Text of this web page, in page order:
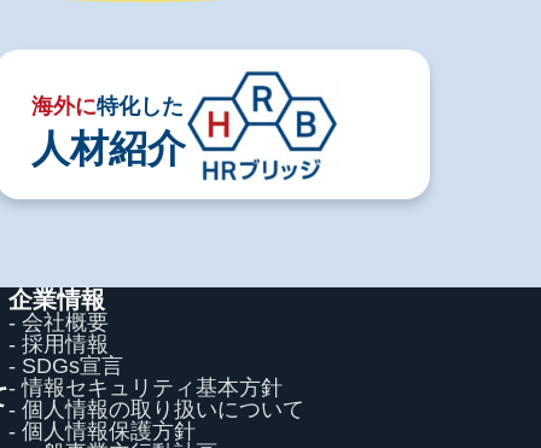
海外に特化した
人材紹介
企業情報
- 会社概要
- 採用情報
- SDGs宣言
- 情報セキュリティ基本方針
- 個人情報の取り扱いについて
- 個人情報保護方針